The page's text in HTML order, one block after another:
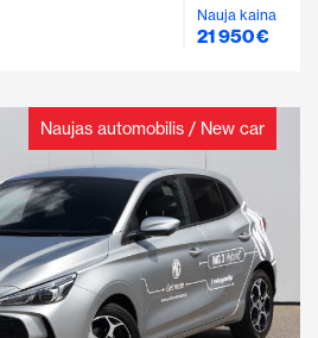
Nauja kaina
21 950 €
Naujas automobilis / New car